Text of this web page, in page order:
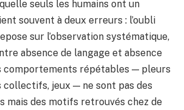
seuls les humains ont un
souvent à deux erreurs : l’oubli
sur l’observation systématique,
absence de langage et absence
comportements répétables — pleurs
collectifs, jeux — ne sont pas des
mais des motifs retrouvés chez de